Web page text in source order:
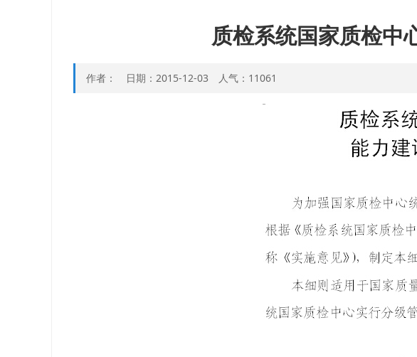
质检系统国家质检中
作者： 日期：2015-12-03 人气：11061